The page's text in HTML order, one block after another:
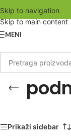
Skip to navigation
Skip to main content
MENI
Prikaži sidebar